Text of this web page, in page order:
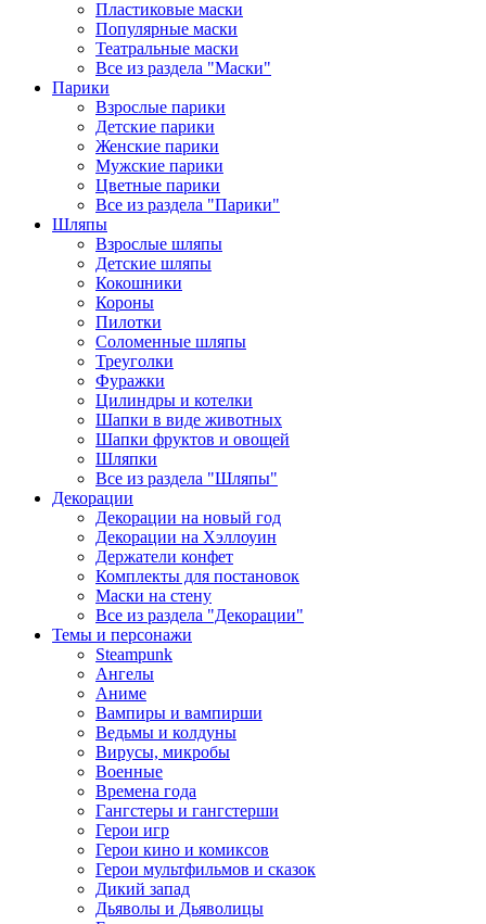
Пластиковые маски
Популярные маски
Театральные маски
Все из раздела "Маски"
Парики
Взрослые парики
Детские парики
Женские парики
Мужские парики
Цветные парики
Все из раздела "Парики"
Шляпы
Взрослые шляпы
Детские шляпы
Кокошники
Короны
Пилотки
Соломенные шляпы
Треуголки
Фуражки
Цилиндры и котелки
Шапки в виде животных
Шапки фруктов и овощей
Шляпки
Все из раздела "Шляпы"
Декорации
Декорации на новый год
Декорации на Хэллоуин
Держатели конфет
Комплекты для постановок
Маски на стену
Все из раздела "Декорации"
Темы и персонажи
Steampunk
Ангелы
Аниме
Вампиры и вампирши
Ведьмы и колдуны
Вирусы, микробы
Военные
Времена года
Гангстеры и гангстерши
Герои игр
Герои кино и комиксов
Герои мультфильмов и сказок
Дикий запад
Дьяволы и Дьяволицы